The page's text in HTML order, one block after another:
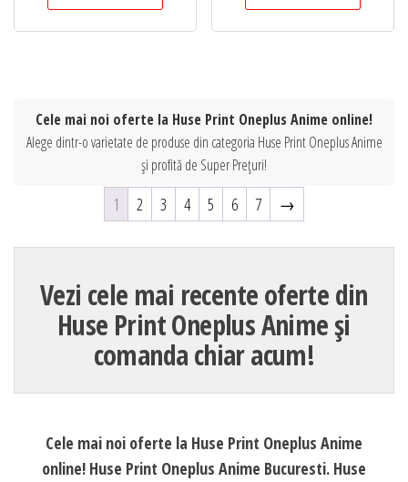
Cele mai noi oferte la Huse Print Oneplus Anime online!
Alege dintr-o varietate de produse din categoria Huse Print Oneplus Anime
și profită de Super Prețuri!
1 2 3 4 5 6 7 →
Vezi cele mai recente oferte din
Huse Print Oneplus Anime și
comanda chiar acum!
Cele mai noi oferte la Huse Print Oneplus Anime
online! Huse Print Oneplus Anime Bucuresti. Huse